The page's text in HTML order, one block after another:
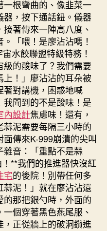
根彎曲的、像韭菜一
，按下通話鈕。儀器
著傳來一陣高八度、
「喂！是廖沾沾嗎！
水餃聯盟特級特務！
的酸味了？我們需要
！」廖沾沾的耳朵被
對講機，困惑地喊
聞到的不是酸味！是
內設計焦慮味！還有，
泥需要每隔三小時的
傳來K-999崩潰的尖叫
雜音：「重點不是蒜
**我們的推進器快沒紅
宅的後院！別帶任何多
泥！」就在廖沾沾還
那把銀勺時，外面的
個穿著黑色燕尾服、
正從牆上的破洞鑽進